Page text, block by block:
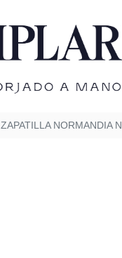
ZAPATILLA NORMANDIA NEGRO